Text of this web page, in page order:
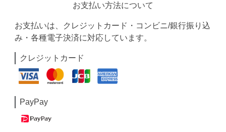
お支払い方法について
お支払いは、クレジットカード・コンビニ/銀行振り込
み・各種電子決済に対応しています。
クレジットカード
PayPay